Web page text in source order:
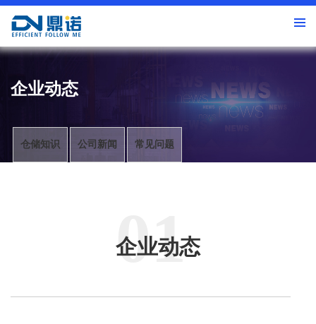
企业动态
仓储知识 公司新闻 常见问题
01
企业动态